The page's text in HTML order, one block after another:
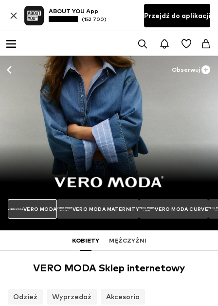
ABOUT YOU App
(152 700) Przejdź do aplikacji
Obserwuj
VERO MODA VERO MODA MATERNITY VERO MODA CURVE
KOBIETY MĘŻCZYŹNI
VERO MODA Sklep internetowy
Odzież Wyprzedaż Akcesoria